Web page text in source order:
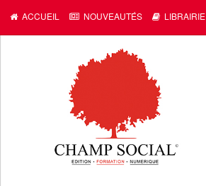
ACCUEIL NOUVEAUTÉS LIBRAIRIE